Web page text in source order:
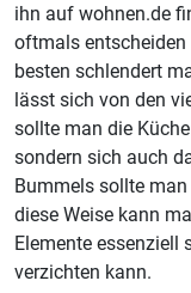
ihn auf wohnen.de
oftmals entscheiden
besten schlendert
lässt sich von den
sollte man die
sondern sich auch
Bummels sollte
diese Weise kann
Elemente
verzichten kann.